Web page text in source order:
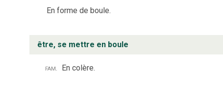
En forme de boule.
être, se mettre en boule
fam. En colère.